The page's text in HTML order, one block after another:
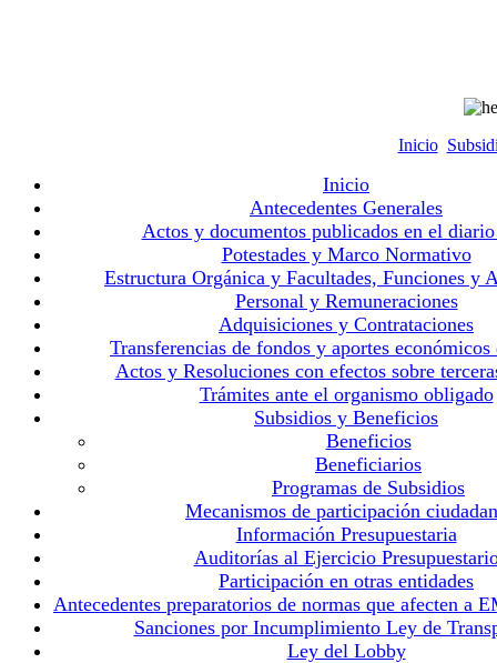
Inicio
Inicio
Antecedentes Generales
Actos y documentos publicados en el
Potestades y Marco Normativo
Estructura Orgánica y Facultades, Funciones y
Personal y Remuneraciones
Adquisiciones y Contrataciones
Transferencias de fondos y aportes económicos
Actos y Resoluciones con efectos sobre
Trámites ante el organismo obligado
Subsidios y Beneficios
Beneficios
Beneficiarios
Programas de Subsidios
Mecanismos de participación
Información Presupuestaria
Auditorías al Ejercicio
Participación en otras entidades
Antecedentes preparatorios de normas que afecten a
Sanciones por Incumplimiento Ley de
Ley del Lobby